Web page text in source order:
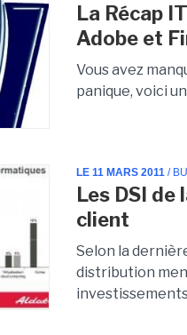
La Récap
Adobe et
Vous avez
panique, voici
LE 11 MARS 2011 /
Les DSI
client
Selon la
distribution